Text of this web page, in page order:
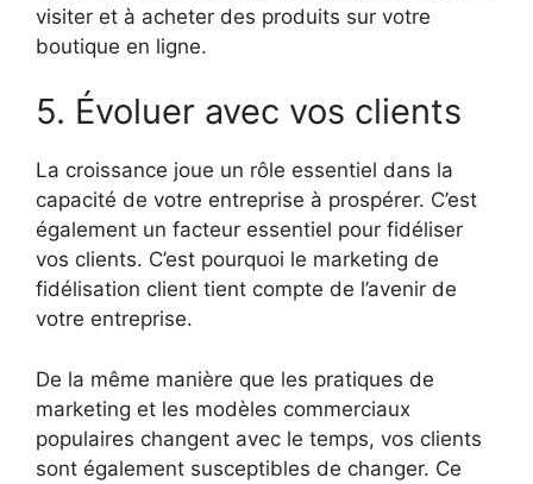
visiter et à acheter des produits sur votre
boutique en ligne.
5. Évoluer avec vos clients
La croissance joue un rôle essentiel dans la
capacité de votre entreprise à prospérer. C’est
également un facteur essentiel pour fidéliser
vos clients. C’est pourquoi le marketing de
fidélisation client tient compte de l’avenir de
votre entreprise.
De la même manière que les pratiques de
marketing et les modèles commerciaux
populaires changent avec le temps, vos clients
sont également susceptibles de changer. Ce